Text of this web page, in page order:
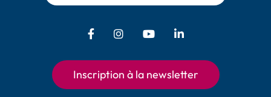
Facebook - Chiens Guides Paris
Instagram - Chiens Guides
Youtube - Chiens
Paris
Inscription à la newsletter